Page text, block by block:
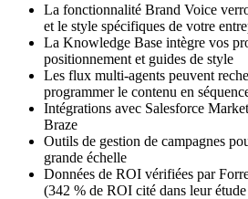
La fonctionnalité Brand Voice
et le style spécifiques de votre
La Knowledge Base intègre vos
positionnement et guides de style
Les flux multi-agents peuvent
programmer le contenu en
Intégrations avec Salesforce
Braze
Outils de gestion de campagnes
grande échelle
Données de ROI vérifiées par
(342 % de ROI cité dans leur